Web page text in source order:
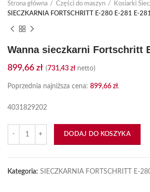
Strona główna Części do maszyn
Kosiarki
SIECZKARNIA FORTSCHRITT E-280 E-281 E-
Wanna sieczkarni Fortschritt
899,66 zł (731,43 złnetto)
Poprzednia najniższa cena: 899,66 zł.
4031829202
DODAJ DO KOSZYKA
Kategoria: SIECZKARNIA FORTSCHRITT E-